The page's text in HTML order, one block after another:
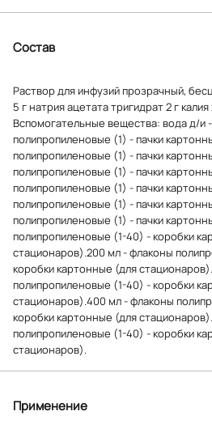
Состав
Раствор для инфузий прозрачный,
5 г натрия ацетата тригидрат 2 г калия
Вспомогательные вещества: вода д/и
полипропиленовые (1) - пачки
полипропиленовые (1) - пачки
полипропиленовые (1) - пачки
полипропиленовые (1) - пачки
полипропиленовые (1) - пачки
полипропиленовые (1) - пачки
полипропиленовые (1-40) - коробки
стационаров).200 мл - флаконы
коробки картонные (для
полипропиленовые (1-40) - коробки
стационаров).400 мл - флаконы
коробки картонные (для
полипропиленовые (1-40) - коробки
стационаров).
Применение